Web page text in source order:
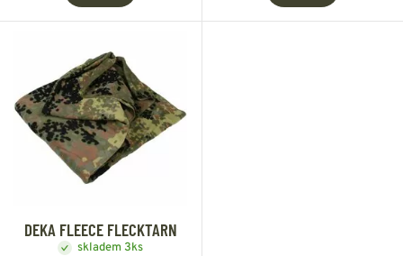
DEKA FLEECE FLECKTARN
skladem 3ks